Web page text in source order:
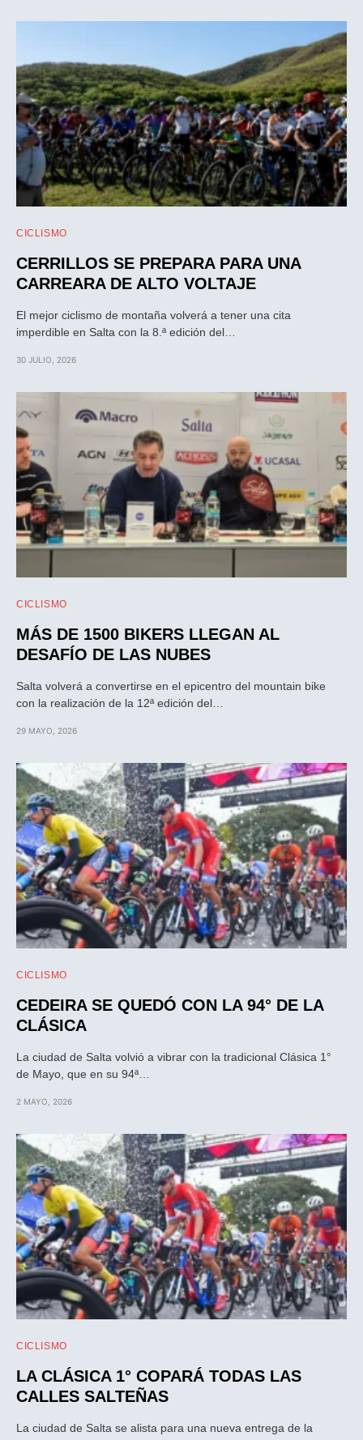
CICLISMO
CERRILLOS SE PREPARA PARA UNA
CARREARA DE ALTO VOLTAJE
El mejor ciclismo de montaña volverá a tener una cita
imperdible en Salta con la 8.ª edición del…
30 JULIO, 2026
CICLISMO
MÁS DE 1500 BIKERS LLEGAN AL
DESAFÍO DE LAS NUBES
Salta volverá a convertirse en el epicentro del mountain bike
con la realización de la 12ª edición del…
29 MAYO, 2026
CICLISMO
CEDEIRA SE QUEDÓ CON LA 94° DE LA
CLÁSICA
La ciudad de Salta volvió a vibrar con la tradicional Clásica 1°
de Mayo, que en su 94ª…
2 MAYO, 2026
CICLISMO
LA CLÁSICA 1° COPARÁ TODAS LAS
CALLES SALTEÑAS
La ciudad de Salta se alista para una nueva entrega de la